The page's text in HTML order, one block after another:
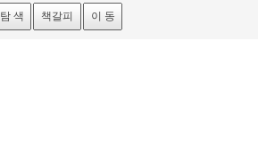
탐 색 책갈피 이 동